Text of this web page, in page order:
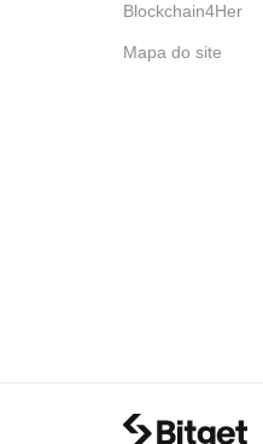
Blockchain4Her
Mapa do site